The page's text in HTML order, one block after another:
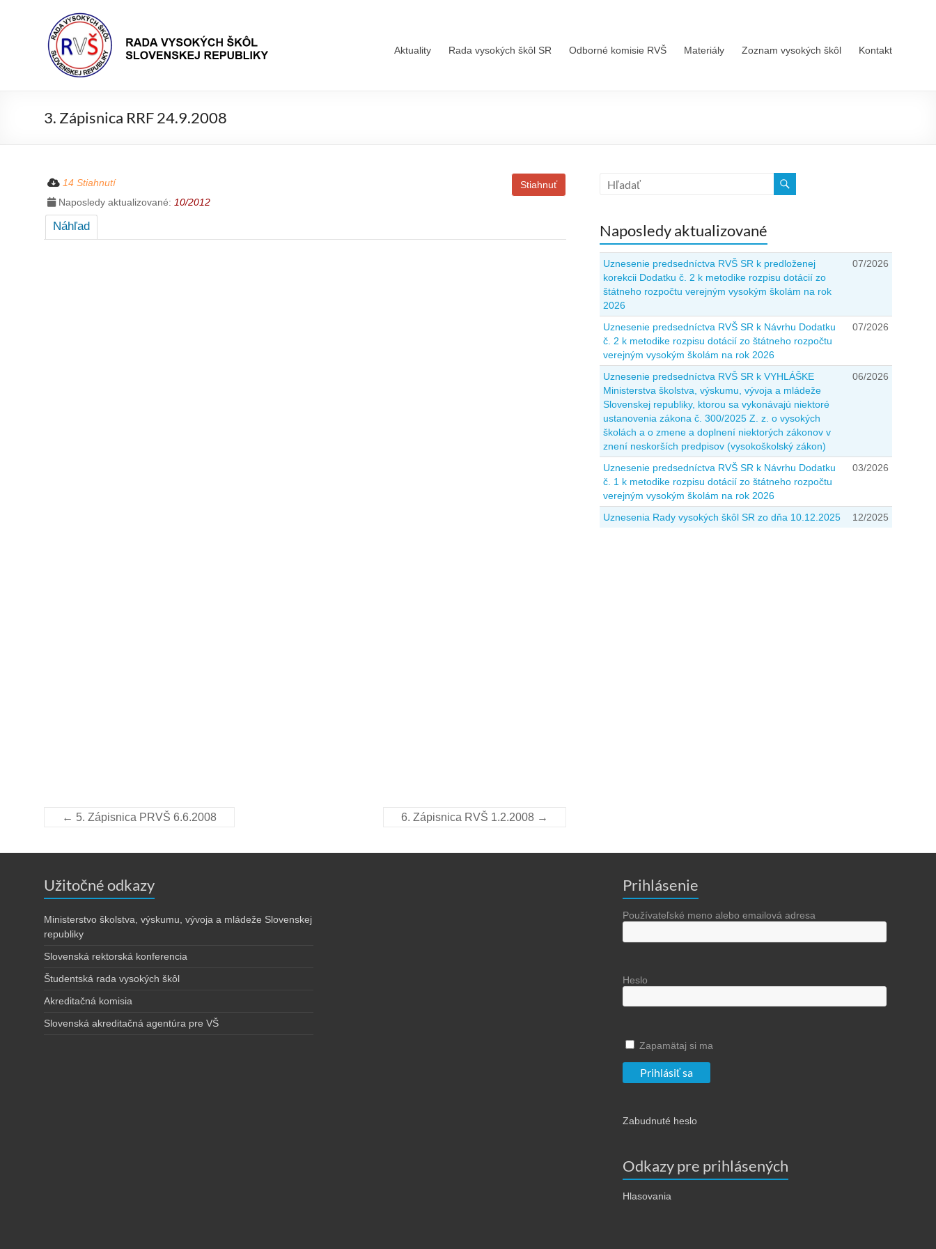
Rada
VŠ
Rada
vysokých
škôl
Slovenskej
Aktuality Rada vysokých škôl SR Odborné komisie RVŠ Materiály Zoznam vysokých škôl Kontakt
3. Zápisnica RRF 24.9.2008
Stiahnuť
14 Stiahnutí
Naposledy aktualizované: 10/2012
Náhľad
← 5. Zápisnica PRVŠ 6.6.2008 6. Zápisnica RVŠ 1.2.2008 →
Naposledy aktualizované
Uznesenie predsedníctva RVŠ SR k predloženej
korekcii Dodatku č. 2 k metodike rozpisu dotácií zo
štátneho rozpočtu verejným vysokým školám na rok
2026
07/2026
Uznesenie predsedníctva RVŠ SR k Návrhu Dodatku
č. 2 k metodike rozpisu dotácií zo štátneho rozpočtu
verejným vysokým školám na rok 2026
07/2026
Uznesenie predsedníctva RVŠ SR k VYHLÁŠKE
Ministerstva školstva, výskumu, vývoja a mládeže
Slovenskej republiky, ktorou sa vykonávajú niektoré
ustanovenia zákona č. 300/2025 Z. z. o vysokých
školách a o zmene a doplnení niektorých zákonov v
znení neskorších predpisov (vysokoškolský zákon)
06/2026
Uznesenie predsedníctva RVŠ SR k Návrhu Dodatku
č. 1 k metodike rozpisu dotácií zo štátneho rozpočtu
verejným vysokým školám na rok 2026
03/2026
Uznesenia Rady vysokých škôl SR zo dňa 10.12.2025 12/2025
Užitočné odkazy
Ministerstvo školstva, výskumu, vývoja a mládeže Slovenskej
republiky
Slovenská rektorská konferencia
Študentská rada vysokých škôl
Akreditačná komisia
Slovenská akreditačná agentúra pre VŠ
Prihlásenie
Používateľské meno alebo emailová adresa
Heslo
Zapamätaj si ma
Zabudnuté heslo
Odkazy pre prihlásených
Hlasovania